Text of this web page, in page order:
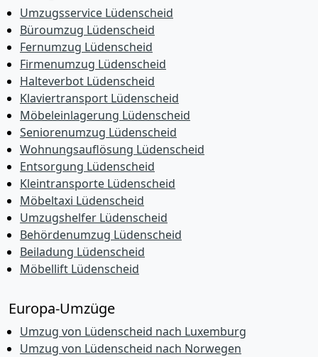
Umzugsservice Lüdenscheid
Büroumzug Lüdenscheid
Fernumzug Lüdenscheid
Firmenumzug Lüdenscheid
Halteverbot Lüdenscheid
Klaviertransport Lüdenscheid
Möbeleinlagerung Lüdenscheid
Seniorenumzug Lüdenscheid
Wohnungsauflösung Lüdenscheid
Entsorgung Lüdenscheid
Kleintransporte Lüdenscheid
Möbeltaxi Lüdenscheid
Umzugshelfer Lüdenscheid
Behördenumzug Lüdenscheid
Beiladung Lüdenscheid
Möbellift Lüdenscheid
Europa-Umzüge
Umzug von Lüdenscheid nach Luxemburg
Umzug von Lüdenscheid nach Norwegen